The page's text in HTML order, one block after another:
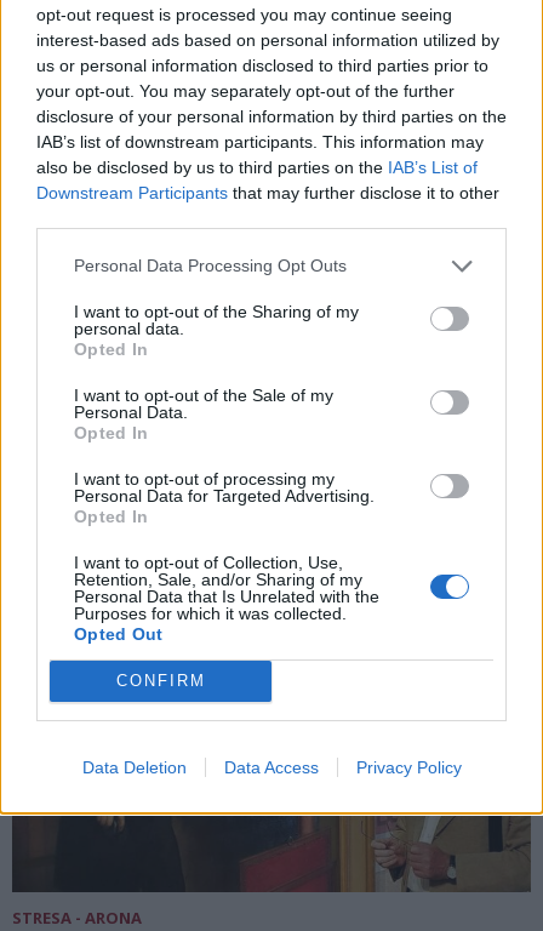
opt-out request is processed you may continue seeing
interest-based ads based on personal information utilized by
us or personal information disclosed to third parties prior to
your opt-out. You may separately opt-out of the further
disclosure of your personal information by third parties on the
IAB’s list of downstream participants. This information may
also be disclosed by us to third parties on the IAB’s List of
Downstream Participants that may further disclose it to other
Personal Data Processing Opt Outs
I want to opt-out of the Sharing of my
personal data.
Opted In
I want to opt-out of the Sale of my
Personal Data.
Opted In
I want to opt-out of processing my
Personal Data for Targeted Advertising.
Opted In
I want to opt-out of Collection, Use,
Retention, Sale, and/or Sharing of my
Personal Data that Is Unrelated with the
Purposes for which it was collected.
Opted Out
CONFIRM
Data Deletion Data Access Privacy Policy
SESTO CALENDE
Ponte di Ferro chiuso, cambiano gli orari
dei bus V125 tra Sesto Calende e Arona
STRESA - ARONA